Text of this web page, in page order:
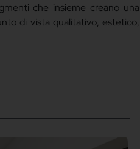
che insieme creano una
di vista qualitativo, estetico,